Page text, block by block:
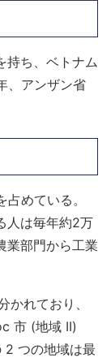
持ち、ベトナム
、アンザン省
めている。
人は毎年約2万
業部門から工業
れており、
市 (地域 II)
2 つの地域は最